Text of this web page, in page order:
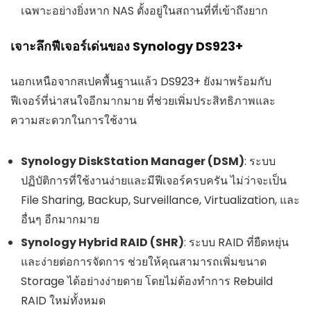
เฉพาะอย่างยิ่งหาก NAS ตั้งอยู่ในสถานที่ที่เข้าถึงยาก
เจาะลึกฟีเจอร์เด่นของ Synology DS923+
นอกเหนือจากสเปคพื้นฐานแล้ว DS923+ ยังมาพร้อมกับ
ฟีเจอร์ที่น่าสนใจอีกมากมาย ที่ช่วยเพิ่มประสิทธิภาพและ
ความสะดวกในการใช้งาน
Synology DiskStation Manager (DSM): ระบบ
ปฏิบัติการที่ใช้งานง่ายและมีฟีเจอร์ครบครัน ไม่ว่าจะเป็น
File Sharing, Backup, Surveillance, Virtualization, และ
อื่นๆ อีกมากมาย
Synology Hybrid RAID (SHR): ระบบ RAID ที่ยืดหยุ่น
และง่ายต่อการจัดการ ช่วยให้คุณสามารถเพิ่มขนาด
Storage ได้อย่างง่ายดาย โดยไม่ต้องทำการ Rebuild
RAID ใหม่ทั้งหมด